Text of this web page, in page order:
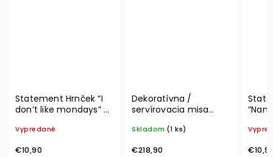
Statement Hrnček “I
don’t like mondays” –
Vypredané
€10,90
Dekoratívna /
servírovacia misa
Villeroy & Boch
Skladom (1 ks)
€218,90